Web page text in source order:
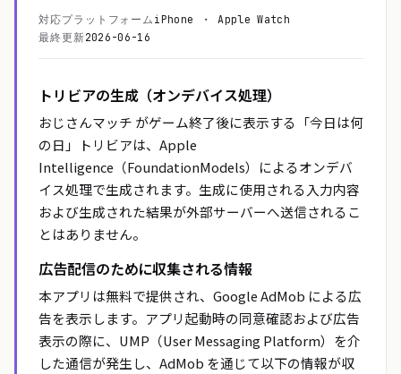
対応プラットフォーム iPhone ・ Apple Watch
最終更新2026-06-16
トリビアの生成（オンデバイス処理）
おじさんマッチ がゲーム終了後に表示する「今日は何
の日」トリビアは、Apple
Intelligence（FoundationModels）によるオンデバ
イス処理で生成されます。生成に使用される入力内容
および生成された結果が外部サーバーへ送信されるこ
とはありません。
広告配信のために収集される情報
本アプリは無料で提供され、Google AdMob による広
告を表示します。アプリ起動時の同意確認および広告
表示の際に、UMP（User Messaging Platform）を介
した通信が発生し、AdMob を通じて以下の情報が収